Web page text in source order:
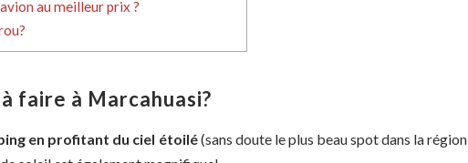
au meilleur prix ?
faire à Marcahuasi?
en profitant du ciel étoilé(sans doute le plus beau spot dans la région